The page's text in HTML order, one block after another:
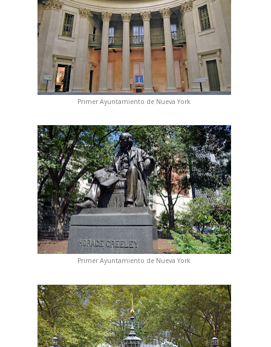
Primer Ayuntamiento de Nueva York
Primer Ayuntamiento de Nueva York